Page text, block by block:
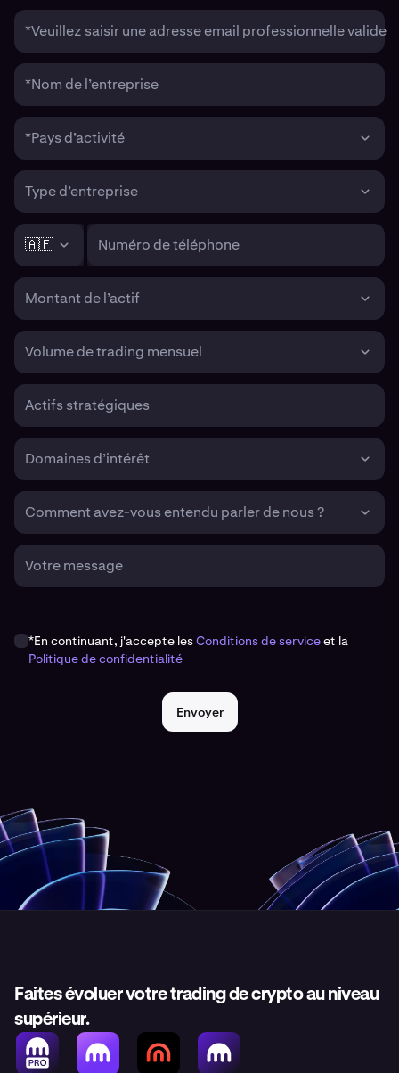
*Veuillez saisir une adresse email professionnelle valide
*Nom de l’entreprise
*Pays d’activité
Type d’entreprise
🇦🇫 Numéro de téléphone
Montant de l’actif
Volume de trading mensuel
Actifs stratégiques
Domaines d’intérêt
Comment avez-vous entendu parler de nous ?
Votre message
*En continuant, j'accepte lesConditions de serviceet la
Politique de confidentialité
Envoyer
Faites évoluer votre trading de crypto au niveau
supérieur.